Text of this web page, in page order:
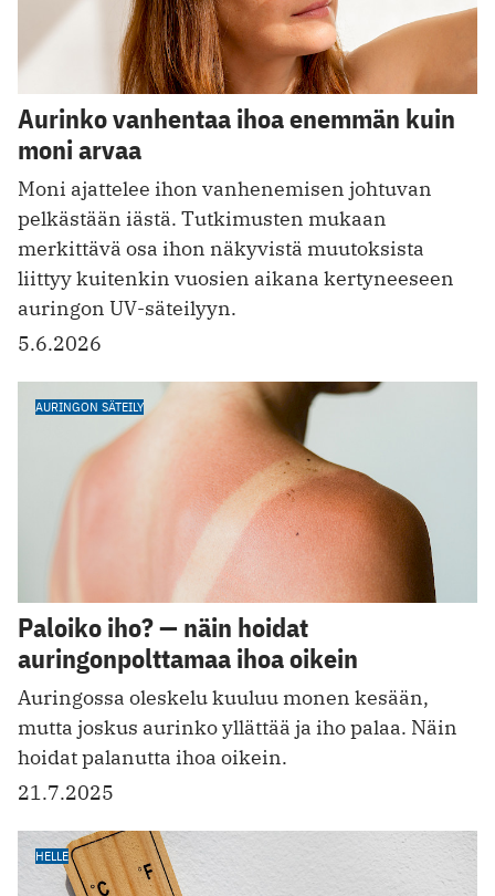
Aurinko vanhentaa ihoa enemmän kuin
moni arvaa
Moni ajattelee ihon vanhenemisen johtuvan
pelkästään iästä. Tutkimusten mukaan
merkittävä osa ihon näkyvistä muutoksista
liittyy kuitenkin vuosien aikana kertyneeseen
auringon UV-säteilyyn.
5.6.2026
AURINGON SÄTEILY
Paloiko iho? — näin hoidat
auringonpolttamaa ihoa oikein
Auringossa oleskelu kuuluu monen kesään,
mutta joskus aurinko yllättää ja iho palaa. Näin
hoidat palanutta ihoa oikein.
21.7.2025
HELLE